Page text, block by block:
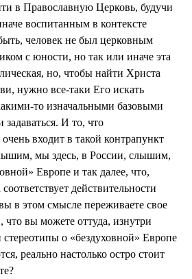
в Православную Церковь, будучи
воспитанным в контексте
человек не был церковным
с юности, но так или иначе эта
но, чтобы найти Христа
нужно все-таки Его искать
то изначальными базовыми
И то, что
входит в такой контрапункт
мы здесь, в России, слышим,
Европе и так далее, что,
действительности
в этом смысле переживаете свое
вы можете оттуда, изнутри
стереотипы о «бездуховной» Европе
реально настолько остро стоит